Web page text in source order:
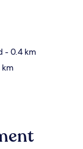
- 0.4 km
km